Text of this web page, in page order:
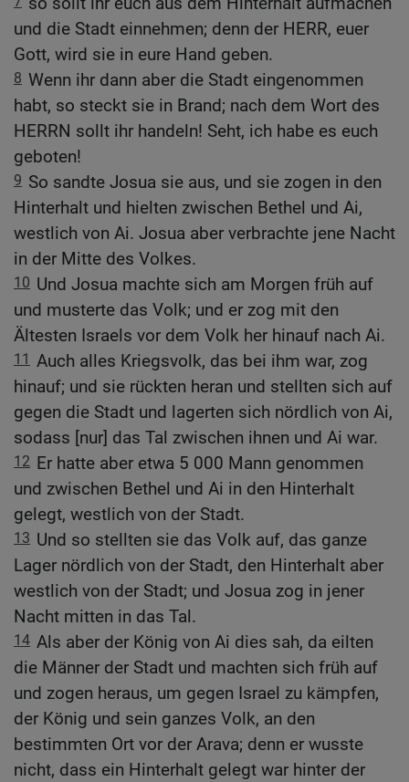
und die Stadt einnehmen; denn der HERR, euer
Gott, wird sie in eure Hand geben.
8 Wenn ihr dann aber die Stadt eingenommen
habt, so steckt sie in Brand; nach dem Wort des
HERRN sollt ihr handeln! Seht, ich habe es euch
geboten!
9 So sandte Josua sie aus, und sie zogen in den
Hinterhalt und hielten zwischen Bethel und Ai,
westlich von Ai. Josua aber verbrachte jene Nacht
in der Mitte des Volkes.
10 Und Josua machte sich am Morgen früh auf
und musterte das Volk; und er zog mit den
Ältesten Israels vor dem Volk her hinauf nach Ai.
11 Auch alles Kriegsvolk, das bei ihm war, zog
hinauf; und sie rückten heran und stellten sich auf
gegen die Stadt und lagerten sich nördlich von Ai,
sodass [nur] das Tal zwischen ihnen und Ai war.
12 Er hatte aber etwa 5 000 Mann genommen
und zwischen Bethel und Ai in den Hinterhalt
gelegt, westlich von der Stadt.
13 Und so stellten sie das Volk auf, das ganze
Lager nördlich von der Stadt, den Hinterhalt aber
westlich von der Stadt; und Josua zog in jener
Nacht mitten in das Tal.
14 Als aber der König von Ai dies sah, da eilten
die Männer der Stadt und machten sich früh auf
und zogen heraus, um gegen Israel zu kämpfen,
der König und sein ganzes Volk, an den
bestimmten Ort vor der Arava; denn er wusste
nicht, dass ein Hinterhalt gelegt war hinter der